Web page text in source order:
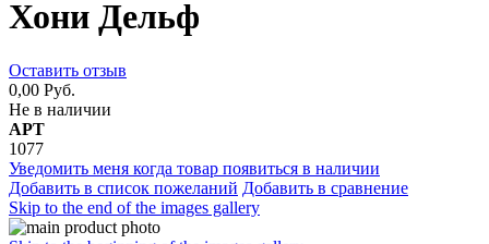
Хони Дельф
Оставить отзыв
0,00 Руб.
Не в наличии
АРТ
1077
Уведомить меня когда товар появиться в наличии
Добавить в список пожеланий Добавить в сравнение
Skip to the end of the images gallery